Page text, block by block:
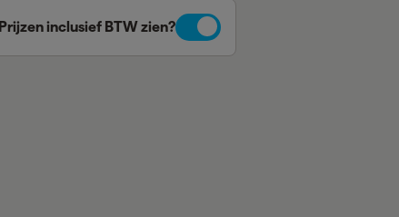
Prijzen inclusief BTW zien?